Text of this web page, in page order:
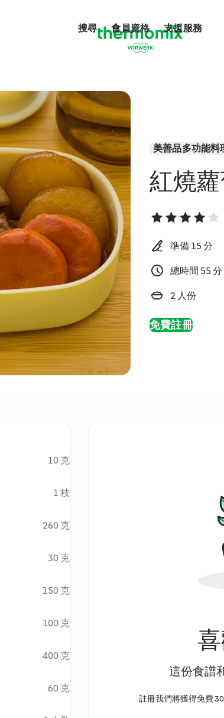
搜尋 會員資格 支援服務
美善品多功能料
紅燒
準備 15 分
總時間 55 分
2 人份
免費註冊
10 克
1 枝
260 克
30 克
150 克
100 克
400 克
60 克
這份食譜
註冊我們將獲得免費